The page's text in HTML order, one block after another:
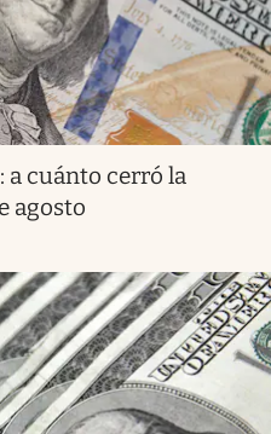
a cuánto cerró la
agosto